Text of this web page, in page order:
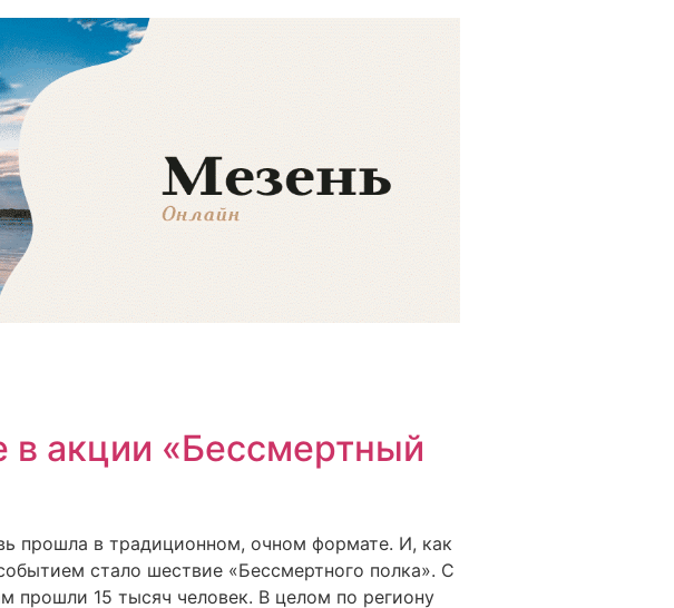
в акции «Бессмертный
прошла в традиционном, очном формате. И, как
стало шествие «Бессмертного полка». С
прошли 15 тысяч человек. В целом по региону